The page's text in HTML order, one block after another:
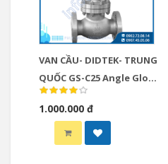
VAN CẦU- DIDTEK- TRUNG
QUỐC GS-C25 Angle Globe
Valve
1.000.000 đ